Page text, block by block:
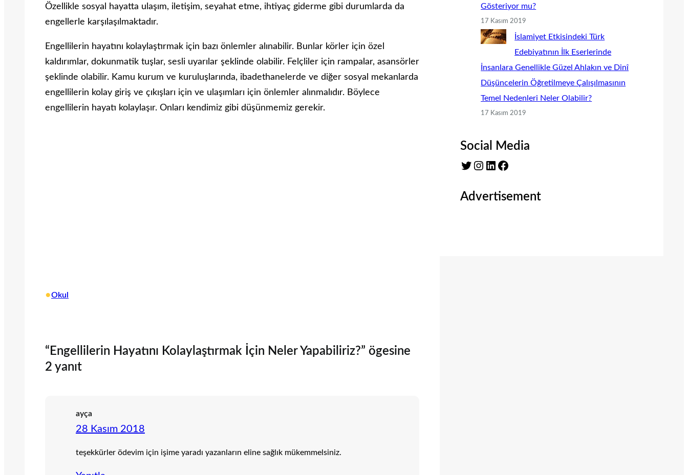
Özellikle sosyal hayatta ulaşım, iletişim, seyahat etme, ihtiyaç giderme gibi durumlarda da
engellerle karşılaşılmaktadır.
Engellilerin hayatını kolaylaştırmak için bazı önlemler alınabilir. Bunlar körler için özel
kaldırımlar, dokunmatik tuşlar, sesli uyarılar şeklinde olabilir. Felçliler için rampalar, asansörler
şeklinde olabilir. Kamu kurum ve kuruluşlarında, ibadethanelerde ve diğer sosyal mekanlarda
engellilerin kolay giriş ve çıkışları için ve ulaşımları için önlemler alınmalıdır. Böylece
engellilerin hayatı kolaylaşır. Onları kendimiz gibi düşünmemiz gerekir.
•Okul
“Engellilerin Hayatını Kolaylaştırmak İçin Neler Yapabiliriz?” ögesine
2 yanıt
ayça
28 Kasım 2018
teşekkürler ödevim için işime yaradı yazanların eline sağlık mükemmelsiniz.
Gösteriyor mu?
17 Kasım 2019
İslamiyet Etkisindeki Türk
Edebiyatının İlk Eserlerinde
İnsanlara Genellikle Güzel Ahlakın ve Dinî
Düşüncelerin Öğretilmeye Çalışılmasının
Temel Nedenleri Neler Olabilir?
17 Kasım 2019
Social Media
Twitter
Instagram LinkedIn Facebook
Advertisement